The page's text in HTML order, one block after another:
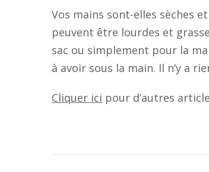
Vos mains sont-elles sèches
peuvent être lourdes et
sac ou simplement pour la
à avoir sous la main. Il n’y a
Cliquer ici pour d’autres